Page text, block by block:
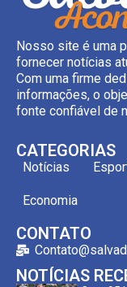
Nosso site é uma
fornecer notícias
Com uma firme
informações, o
fonte confiável de
CATEGORIAS
Notícias
Economia
CONTATO
NOTÍCIAS